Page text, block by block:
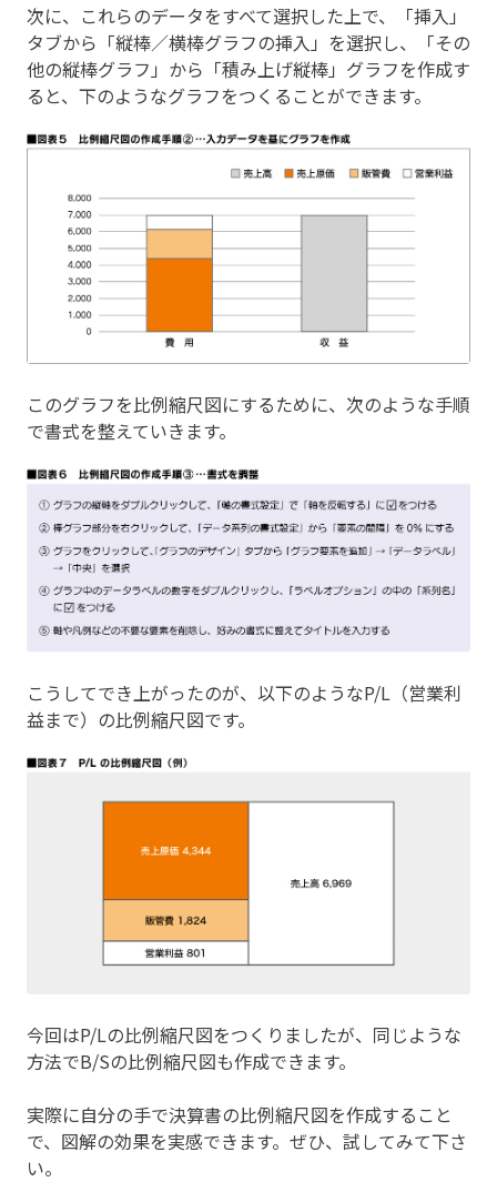
次に、これらのデータをすべて選択した上で、「挿入」
タブから「縦棒／横棒グラフの挿入」を選択し、「その
他の縦棒グラフ」から「積み上げ縦棒」グラフを作成す
ると、下のようなグラフをつくることができます。
このグラフを比例縮尺図にするために、次のような手順
で書式を整えていきます。
こうしてでき上がったのが、以下のようなP/L（営業利
益まで）の比例縮尺図です。
今回はP/Lの比例縮尺図をつくりましたが、同じような
方法でB/Sの比例縮尺図も作成できます。
実際に自分の手で決算書の比例縮尺図を作成すること
で、図解の効果を実感できます。ぜひ、試してみて下さ
い。